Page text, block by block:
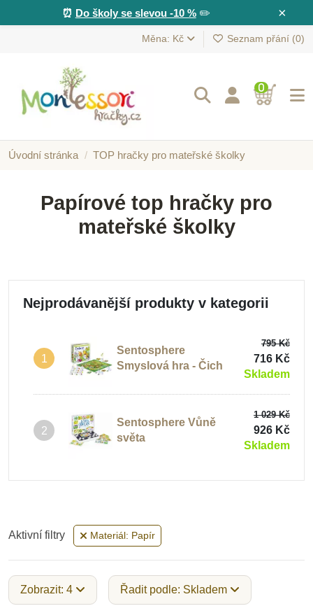
×
⏰ Do školy se slevou -10 %✏️
Měna: Kč Seznam přání (0)
0
Úvodní stránka TOP hračky pro mateřské školky
Papírové top hračky pro
mateřské školky
Nejprodávanější produkty v kategorii
1
Sentosphere
Smyslová hra - Čich
795 Kč
716 Kč
Skladem
2
Sentosphere Vůně
světa
1 029 Kč
926 Kč
Skladem
Aktivní filtry Materiál: Papír
Zobrazit: 4 Řadit podle: Skladem